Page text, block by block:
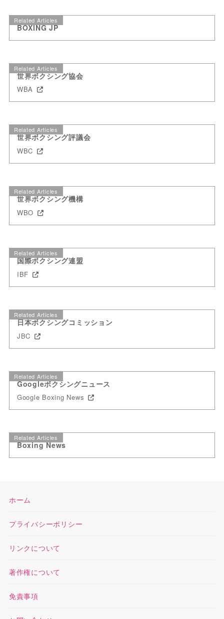
Related Articles
BOXING JP
Related Articles
世界ボクシング協会
WBA
Related Articles
世界ボクシング評議会
WBC
Related Articles
世界ボクシング機構
WBO
Related Articles
国際ボクシング連盟
IBF
Related Articles
日本ボクシングコミッション
JBC
Related Articles
Googleボクシングニュース
Google Boxing News
Related Articles
Boxing News
ホーム
プライバシーポリシー
リンクについて
著作権について
免責事項